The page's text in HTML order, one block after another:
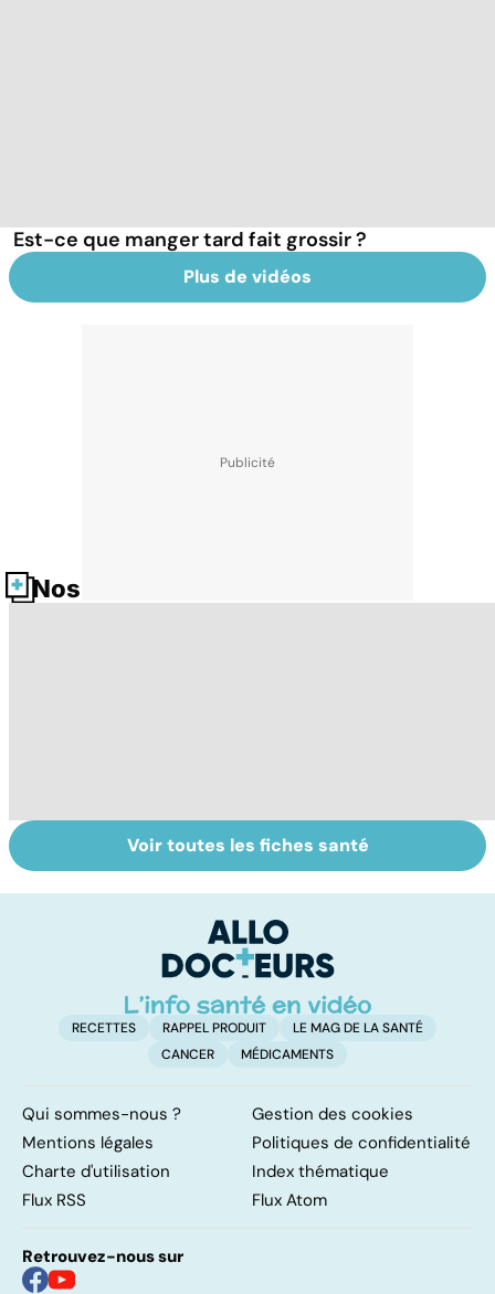
Est-ce que manger tard fait grossir ?
Plus de vidéos
Nos fiches santé
Alimentation :
mangeons-nous
Les féculents, un
carburant
pour l'organisme
Voir toutes les fiches santé
RECETTES RAPPEL PRODUIT
LE MAG DE LA SANTÉ
CANCER
MÉDICAMENTS
Qui sommes-nous ?
Gestion des cookies
Mentions légales
Politiques de confidentialité
Charte d'utilisation
Index thématique
Flux RSS
Flux Atom
Retrouvez-nous sur